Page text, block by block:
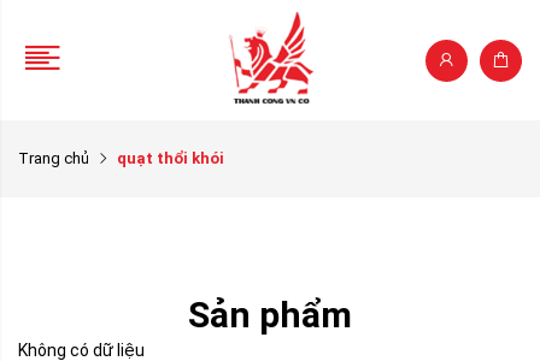
Trang chủ quạt thổi khói
Sản phẩm
Không có dữ liệu